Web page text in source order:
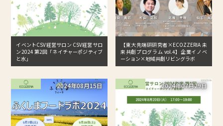
イベントCSV経営サロン CSV経営サロ
ン2024 第2回「ネイチャーポジティブ
と水」
【東大先端研研究者×ECOZZERIA 未
来共創プログラム vol.4】企業イノベ
ーション×地域共創リビングラボ
2024年08月15日 2024年07月29日